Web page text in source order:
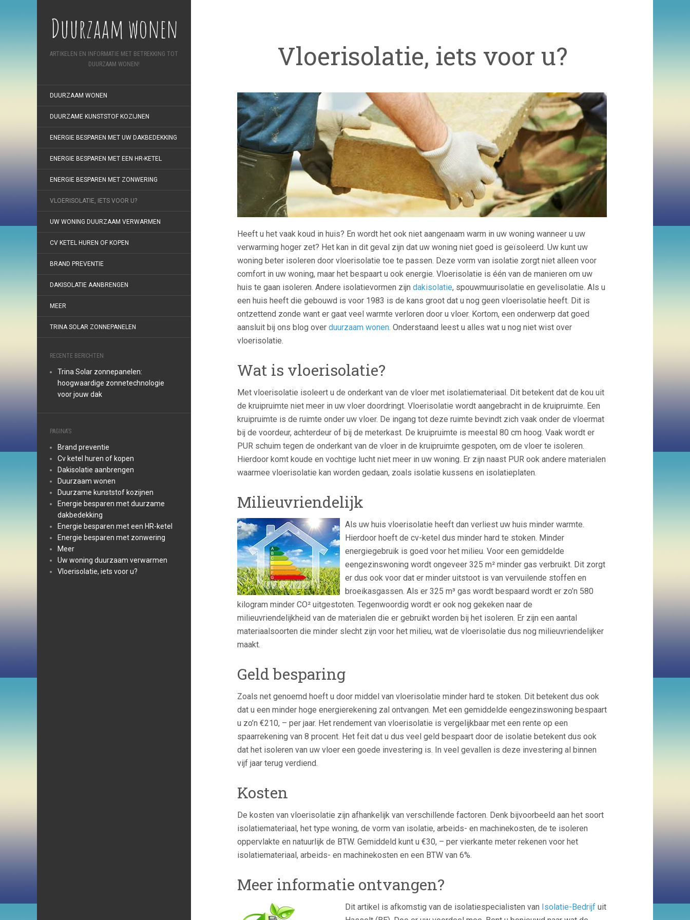
Duurzaam wonen
ARTIKELEN EN INFORMATIE MET BETREKKING TOT
DUURZAAM WONEN!
DUURZAAM WONEN
DUURZAME KUNSTSTOF KOZIJNEN
ENERGIE BESPAREN MET UW DAKBEDEKKING
ENERGIE BESPAREN MET EEN HR-KETEL
ENERGIE BESPAREN MET ZONWERING
VLOERISOLATIE, IETS VOOR U?
UW WONING DUURZAAM VERWARMEN
CV KETEL HUREN OF KOPEN
BRAND PREVENTIE
DAKISOLATIE AANBRENGEN
MEER
TRINA SOLAR ZONNEPANELEN
RECENTE BERICHTEN
Trina Solar zonnepanelen:
hoogwaardige zonnetechnologie
voor jouw dak
PAGINA’S
Brand preventie
Cv ketel huren of kopen
Dakisolatie aanbrengen
Duurzaam wonen
Duurzame kunststof kozijnen
Energie besparen met duurzame
dakbedekking
Energie besparen met een HR-ketel
Energie besparen met zonwering
Meer
Uw woning duurzaam verwarmen
Vloerisolatie, iets voor u?
Vloerisolatie, iets voor u?
Heeft u het vaak koud in huis? En wordt het ook niet aangenaam warm in uw woning wanneer u uw
verwarming hoger zet? Het kan in dit geval zijn dat uw woning niet goed is geïsoleerd. Uw kunt uw
woning beter isoleren door vloerisolatie toe te passen. Deze vorm van isolatie zorgt niet alleen voor
comfort in uw woning, maar het bespaart u ook energie. Vloerisolatie is één van de manieren om uw
huis te gaan isoleren. Andere isolatievormen zijn dakisolatie, spouwmuurisolatie en gevelisolatie. Als u
een huis heeft die gebouwd is voor 1983 is de kans groot dat u nog geen vloerisolatie heeft. Dit is
ontzettend zonde want er gaat veel warmte verloren door u vloer. Kortom, een onderwerp dat goed
aansluit bij ons blog over duurzaam wonen. Onderstaand leest u alles wat u nog niet wist over
vloerisolatie.
Wat is vloerisolatie?
Met vloerisolatie isoleert u de onderkant van de vloer met isolatiemateriaal. Dit betekent dat de kou uit
de kruipruimte niet meer in uw vloer doordringt. Vloerisolatie wordt aangebracht in de kruipruimte. Een
kruipruimte is de ruimte onder uw vloer. De ingang tot deze ruimte bevindt zich vaak onder de vloermat
bij de voordeur, achterdeur of bij de meterkast. De kruipruimte is meestal 80 cm hoog. Vaak wordt er
PUR schuim tegen de onderkant van de vloer in de kruipruimte gespoten, om de vloer te isoleren.
Hierdoor komt koude en vochtige lucht niet meer in uw woning. Er zijn naast PUR ook andere materialen
waarmee vloerisolatie kan worden gedaan, zoals isolatie kussens en isolatieplaten.
Milieuvriendelijk
Als uw huis vloerisolatie heeft dan verliest uw huis minder warmte.
Hierdoor hoeft de cv-ketel dus minder hard te stoken. Minder
energiegebruik is goed voor het milieu. Voor een gemiddelde
eengezinswoning wordt ongeveer 325 m² minder gas verbruikt. Dit zorgt
er dus ook voor dat er minder uitstoot is van vervuilende stoffen en
broeikasgassen. Als er 325 m³ gas wordt bespaard wordt er zo’n 580
kilogram minder CO² uitgestoten. Tegenwoordig wordt er ook nog gekeken naar de
milieuvriendelijkheid van de materialen die er gebruikt worden bij het isoleren. Er zijn een aantal
materiaalsoorten die minder slecht zijn voor het milieu, wat de vloerisolatie dus nog milieuvriendelijker
maakt.
Geld besparing
Zoals net genoemd hoeft u door middel van vloerisolatie minder hard te stoken. Dit betekent dus ook
dat u een minder hoge energierekening zal ontvangen. Met een gemiddelde eengezinswoning bespaart
u zo’n €210, – per jaar. Het rendement van vloerisolatie is vergelijkbaar met een rente op een
spaarrekening van 8 procent. Het feit dat u dus veel geld bespaart door de isolatie betekent dus ook
dat het isoleren van uw vloer een goede investering is. In veel gevallen is deze investering al binnen
vijf jaar terug verdiend.
Kosten
De kosten van vloerisolatie zijn afhankelijk van verschillende factoren. Denk bijvoorbeeld aan het soort
isolatiemateriaal, het type woning, de vorm van isolatie, arbeids- en machinekosten, de te isoleren
oppervlakte en natuurlijk de BTW. Gemiddeld kunt u €30, – per vierkante meter rekenen voor het
isolatiemateriaal, arbeids- en machinekosten en een BTW van 6%.
Meer informatie ontvangen?
Dit artikel is afkomstig van de isolatiespecialisten van Isolatie-Bedrijf uit